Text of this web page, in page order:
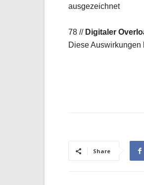
ausgezeichnet
78 // Digitaler
Diese
Share